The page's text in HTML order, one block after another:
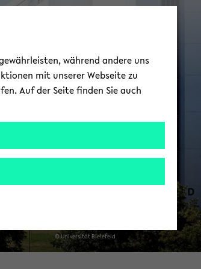
© Uni­ver­si­tät Bie­le­feld
während andere uns
mit unserer Webseite zu
Auf der Seite finden Sie auch